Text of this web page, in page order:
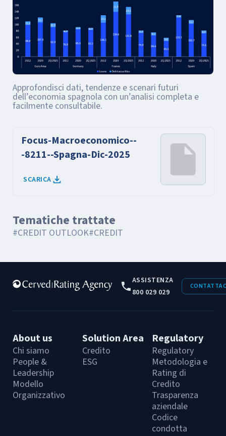
Approfondisci dati, tendenze e scenari futuri
dell’economia spagnola con un’analisi completa e
facilmente consultabile.
Focus-Macroeconomico--
-8211--Spagna-Dic-2025
SCARICA
Tematiche trattate
#CREDIT OUTLOOK#CREDIT
ASSISTENZA
800 029 029
About us
Chi siamo
People &
Leadership
Modello
Organizzativo
Solution Area
Credito
ESG
Regulatory
Regulatory
Metodologia e
Rating di
Credito
Trasparenza
aziendale
Codice
condotta